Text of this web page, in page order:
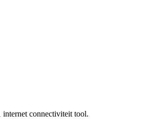
internet connectiviteit tool.